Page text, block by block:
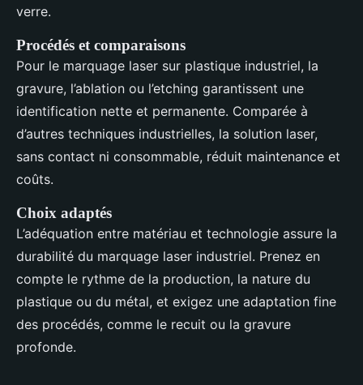
verre.
Procédés et comparaisons
Pour le marquage laser sur plastique industriel, la
gravure, l’ablation ou l’etching garantissent une
identification nette et permanente. Comparée à
d’autres techniques industrielles, la solution laser,
sans contact ni consommable, réduit maintenance et
coûts.
Choix adaptés
L’adéquation entre matériau et technologie assure la
durabilité du marquage laser industriel. Prenez en
compte le rythme de la production, la nature du
plastique ou du métal, et exigez une adaptation fine
des procédés, comme le recuit ou la gravure
profonde.